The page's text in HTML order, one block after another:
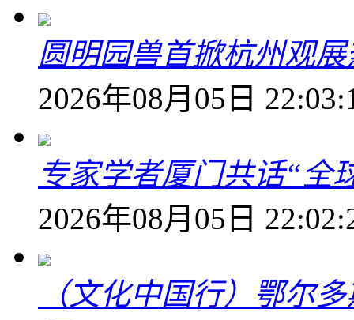
圆明园兽首掀杭州观
2026年08月05日
专家学者厦门共话“全
2026年08月05日
（文化中国行）鄂尔